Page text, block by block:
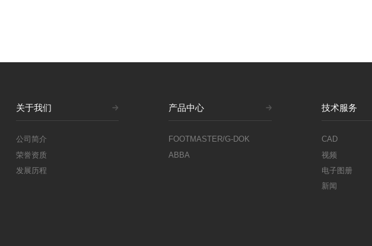
关于我们
公司简介
荣誉资质
发展历程
产品中心
FOOTMASTER/G-DOK
ABBA
技术服务
CAD
视频
电子图册
新闻